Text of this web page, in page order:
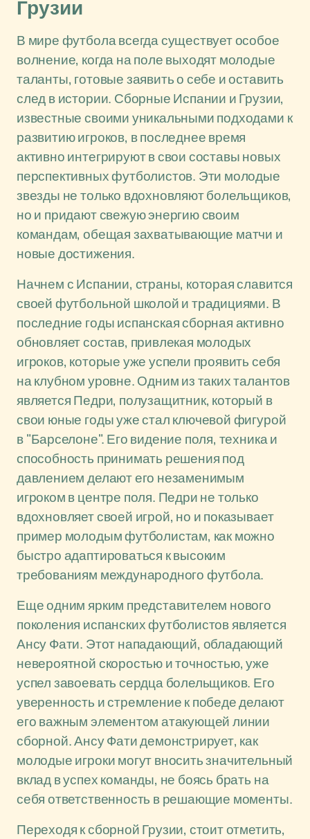
Грузии
В мире футбола всегда существует особое
волнение, когда на поле выходят молодые
таланты, готовые заявить о себе и оставить
след в истории. Сборные Испании и Грузии,
известные своими уникальными подходами к
развитию игроков, в последнее время
активно интегрируют в свои составы новых
перспективных футболистов. Эти молодые
звезды не только вдохновляют болельщиков,
но и придают свежую энергию своим
командам, обещая захватывающие матчи и
новые достижения.
Начнем с Испании, страны, которая славится
своей футбольной школой и традициями. В
последние годы испанская сборная активно
обновляет состав, привлекая молодых
игроков, которые уже успели проявить себя
на клубном уровне. Одним из таких талантов
является Педри, полузащитник, который в
свои юные годы уже стал ключевой фигурой
в "Барселоне". Его видение поля, техника и
способность принимать решения под
давлением делают его незаменимым
игроком в центре поля. Педри не только
вдохновляет своей игрой, но и показывает
пример молодым футболистам, как можно
быстро адаптироваться к высоким
требованиям международного футбола.
Еще одним ярким представителем нового
поколения испанских футболистов является
Ансу Фати. Этот нападающий, обладающий
невероятной скоростью и точностью, уже
успел завоевать сердца болельщиков. Его
уверенность и стремление к победе делают
его важным элементом атакующей линии
сборной. Ансу Фати демонстрирует, как
молодые игроки могут вносить значительный
вклад в успех команды, не боясь брать на
себя ответственность в решающие моменты.
Переходя к сборной Грузии, стоит отметить,